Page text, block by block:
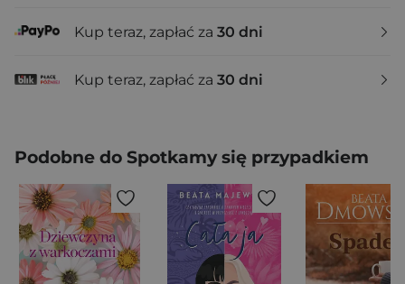
Kup teraz, zapłać za 30 dni
Kup teraz, zapłać za 30 dni
Podobne do Spotkamy się przypadkiem